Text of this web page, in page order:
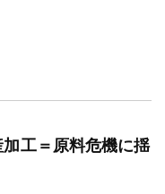
工＝原料危機に揺